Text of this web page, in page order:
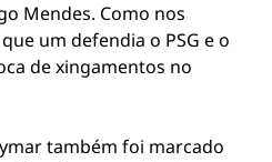
Mendes. Como nos
um defendia o PSG e o
de xingamentos no
também foi marcado